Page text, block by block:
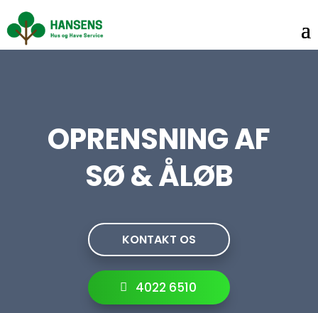
OPRENSNING AF
SØ & ÅLØB
KONTAKT OS
4022 6510